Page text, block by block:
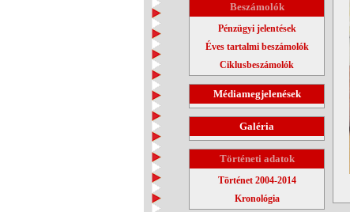
Beszámolók
Pénzügyi jelentések
Éves tartalmi beszámolók
Ciklusbeszámolók
Médiamegjelenések
Galéria
Történeti adatok
Történet 2004-2014
Kronológia